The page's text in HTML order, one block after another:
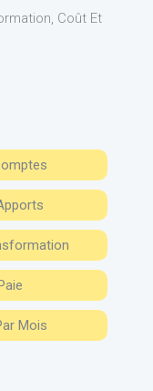
Coût Et
Mois